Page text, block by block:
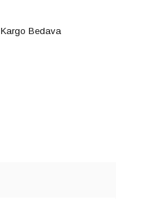
Kargo Bedava